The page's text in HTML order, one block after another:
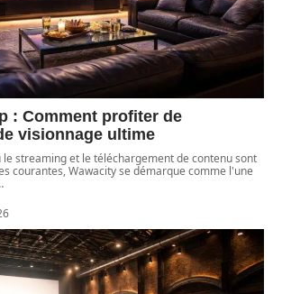
: Comment profiter de
visionnage ultime
streaming et le téléchargement de contenu sont
courantes, Wawacity se démarque comme l'une